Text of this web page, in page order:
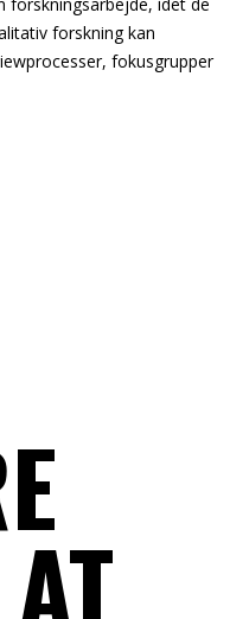
forskning kan
fokusgrupper